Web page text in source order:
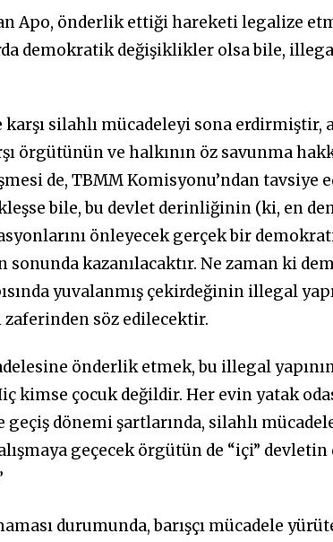
Apo, önderlik ettiği hareketi legalize
demokratik değişiklikler olsa bile,
silahlı mücadeleyi sona erdirmiştir,
örgütünün ve halkının öz savunma
de, TBMM Komisyonu’ndan
bile, bu devlet derinliğinin (ki, en
önleyecek gerçek bir
kazanılacaktır. Ne zaman ki
yuvalanmış çekirdeğinin illegal
söz edilecektir.
önderlik etmek, bu illegal
kimse çocuk değildir. Her evin yatak
dönemi şartlarında, silahlı
geçecek örgütün de “içi”
durumunda, barışçı mücadele